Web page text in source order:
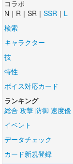
コラボ
N｜R｜SR｜ SSR ｜ L
検索
キャラクター
技
特性
ボイス対応カード
ランキング
総合 攻撃 防御 速度優
イベント
データチェック
カード新規登録